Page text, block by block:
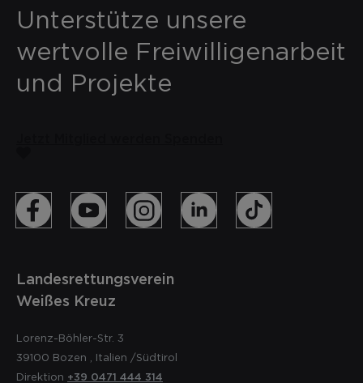
Unterstütze unsere
wertvolle Freiwilligenarbeit
und Projekte
Landesrettungsverein
Weißes Kreuz
Lorenz-Böhler-Str. 3
39100 Bozen Italien /Südtirol
Direktion +39 0471 444 314